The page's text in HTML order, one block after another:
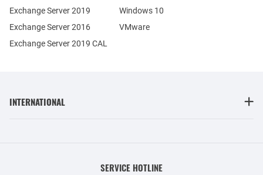
Exchange Server 2019
Exchange Server 2016
Exchange Server 2019 CAL
Windows 10
VMware
INTERNATIONAL
SERVICE HOTLINE